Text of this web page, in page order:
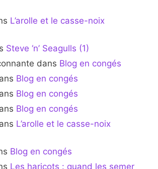
L’arolle et le casse-noix
Steve ‘n’ Seagulls (1)
dans Blog en congés
Blog en congés
Blog en congés
Blog en congés
L’arolle et le casse-noix
Blog en congés
Les haricots : quand les semer